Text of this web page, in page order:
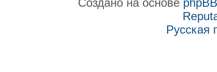
Создано на основе phpBB
Русская